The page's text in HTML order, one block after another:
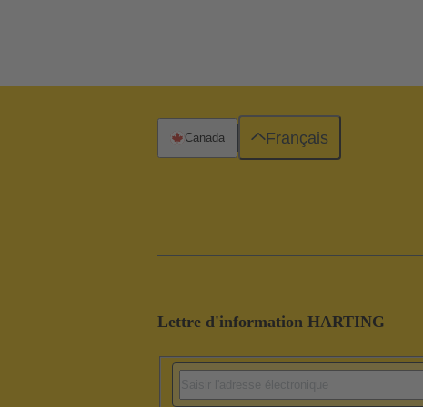
Lettre d'information HARTING
Canada Français